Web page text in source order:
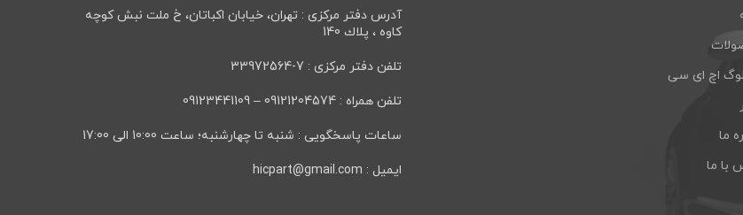
اچ ای سی
ما
با ما
آدرس دفتر مرکزی : تهران، خيابان اكباتان، خ ملت نبش كوچه
كاوه ، پلاك 140
تلفن دفتر مرکزی : 7-33972564
تلفن همراه : 09121204574 – 09123441109
ساعات پاسخگویی : شنبه تا چهارشنبه؛ ساعت 10:00 الی 17:00
ایمیل : hicpart@gmail.com